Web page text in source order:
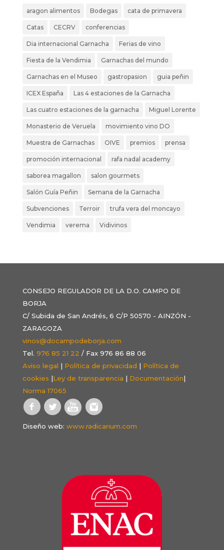
aragon alimentos Bodegas cata de primavera
Catas CECRV conferencias
Dia internacional Garnacha Ferias de vino
Fiesta de la Vendimia Garnachas del mundo
Garnachas en el Museo gastropasion guia peñin
ICEX España Las 4 estaciones de la Garnacha
Las cuatro estaciones de la garnacha Miguel Lorente
Monasterio de Veruela movimiento vino DO
Muestra de Garnachas OIVE premios prensa
promoción internacional rafa nadal academy
saborea magallon salon gourmets
Salón Guía Peñin Semana de la Garnacha
Subvenciones Terroir trufa vera del moncayo
Vendimia verema Vidivinos
CONSEJO REGULADOR DE LA D.O. CAMPO DE
BORJA
C/ Subida de San Andrés, 6 C/P 50570 - AINZÓN -
ZARAGOZA
vinos@docampodeborja.com
Tel. 976 85 21 22 / Fax 976 86 88 06
Aviso legal | Política de privacidad | Política de
cookies |Ley de transparencia | Documentación|
Norma 17065
Diseño web: www.radicarium.com